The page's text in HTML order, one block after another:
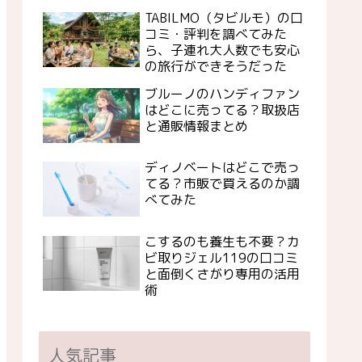
TABILMO（タビルモ）の口
コミ・評判を調べてみた
ら、子連れ大人数でも安心
の旅行ができそうだった
ブルーノのハンディファン
はどこに売ってる？取扱店
と通販情報まとめ
ディノベートはどこで売っ
てる？市販で買えるのか調
べてみた
こするのも養生も不要？カ
ビ取りジェル119の口コミ
と面倒くさがり専用の活用
術
人気記事